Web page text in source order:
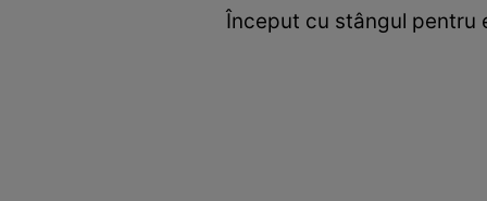
Început cu stângul pentru